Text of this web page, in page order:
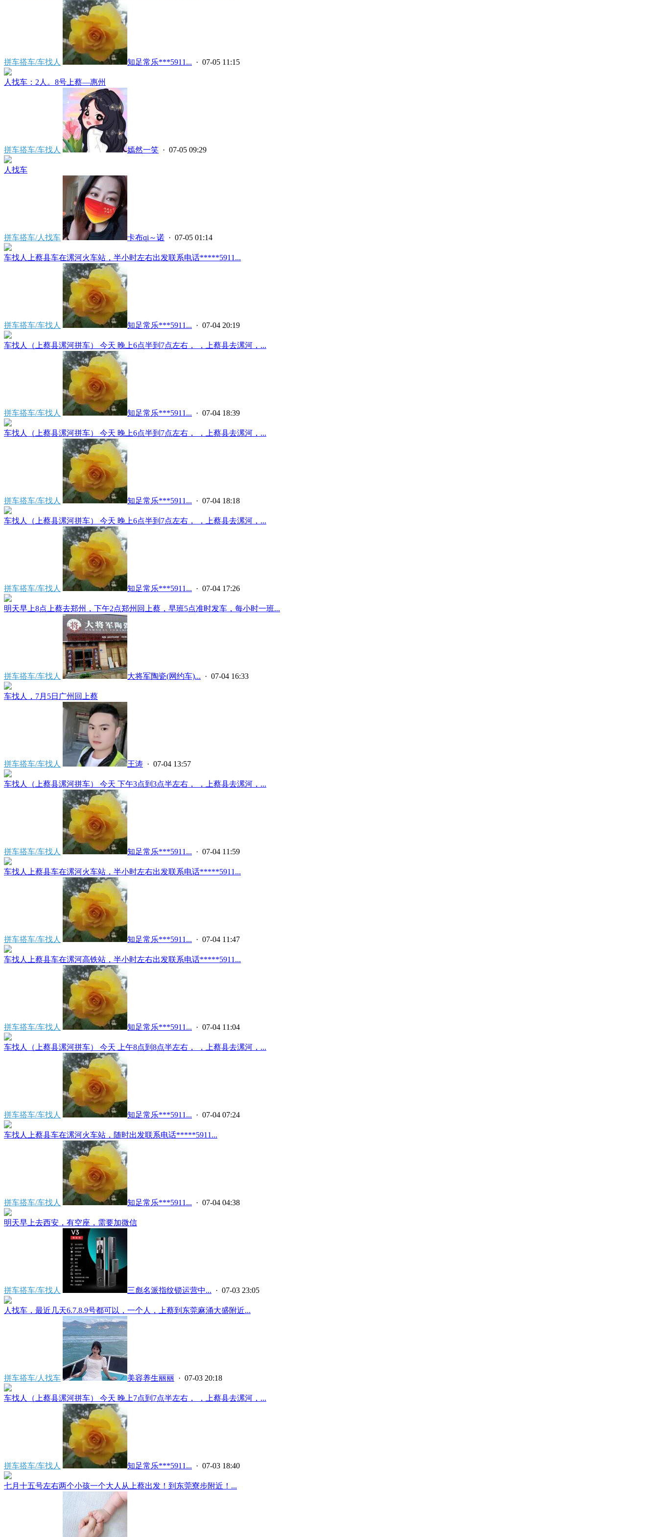
拼车搭车/车找人 知足常乐***5911... · 07-05 11:15
人找车：2人。8号上蔡—惠州
拼车搭车/车找人 嫣然一笑 · 07-05 09:29
人找车
拼车搭车/人找车 卡布qi～诺 · 07-05 01:14
车找人上蔡县车在漯河火车站，半小时左右出发联系电话*****5911...
拼车搭车/车找人 知足常乐***5911... · 07-04 20:19
车找人（上蔡县漯河拼车） 今天 晚上6点半到7点左右， ，上蔡县去漯河，...
拼车搭车/车找人 知足常乐***5911... · 07-04 18:39
车找人（上蔡县漯河拼车） 今天 晚上6点半到7点左右， ，上蔡县去漯河，...
拼车搭车/车找人 知足常乐***5911... · 07-04 18:18
车找人（上蔡县漯河拼车） 今天 晚上6点半到7点左右， ，上蔡县去漯河，...
拼车搭车/车找人 知足常乐***5911... · 07-04 17:26
明天早上8点上蔡去郑州，下午2点郑州回上蔡，早班5点准时发车，每小时一班...
拼车搭车/车找人 大将军陶瓷(网约车)... · 07-04 16:33
车找人，7月5日广州回上蔡
拼车搭车/车找人 王涛 · 07-04 13:57
车找人（上蔡县漯河拼车） 今天 下午3点到3点半左右， ，上蔡县去漯河，...
拼车搭车/车找人 知足常乐***5911... · 07-04 11:59
车找人上蔡县车在漯河火车站，半小时左右出发联系电话*****5911...
拼车搭车/车找人 知足常乐***5911... · 07-04 11:47
车找人上蔡县车在漯河高铁站，半小时左右出发联系电话*****5911...
拼车搭车/车找人 知足常乐***5911... · 07-04 11:04
车找人（上蔡县漯河拼车） 今天 上午8点到8点半左右， ，上蔡县去漯河，...
拼车搭车/车找人 知足常乐***5911... · 07-04 07:24
车找人上蔡县车在漯河火车站，随时出发联系电话*****5911...
拼车搭车/车找人 知足常乐***5911... · 07-04 04:38
明天早上去西安，有空座，需要加微信
拼车搭车/车找人 三彪名派指纹锁运营中... · 07-03 23:05
人找车，最近几天6.7.8.9号都可以，一个人，上蔡到东莞麻涌大盛附近...
拼车搭车/人找车 美容养生丽丽 · 07-03 20:18
车找人（上蔡县漯河拼车） 今天 晚上7点到7点半左右， ，上蔡县去漯河，...
拼车搭车/车找人 知足常乐***5911... · 07-03 18:40
七月十五号左右两个小孩一个大人从上蔡出发！到东莞寮步附近！...